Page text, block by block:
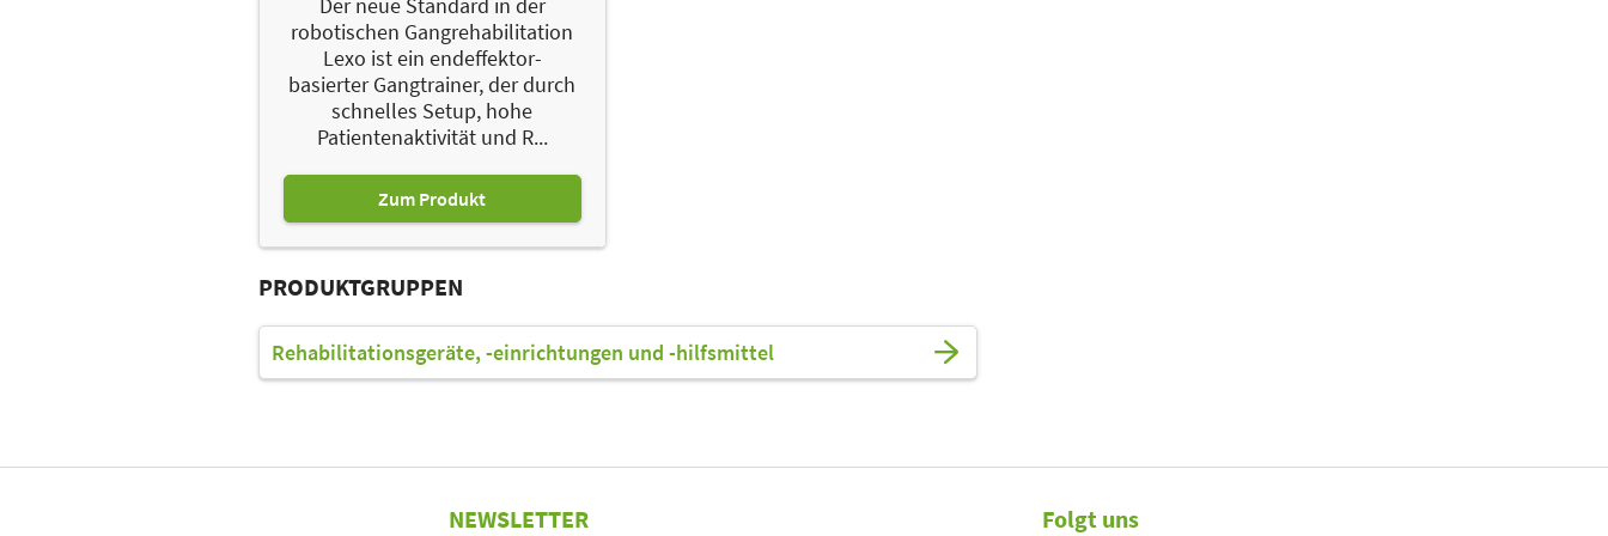
robotischen Gangrehabilitation
Lexo ist ein endeffektor-
basierter Gangtrainer, der durch
schnelles Setup, hohe
Patientenaktivität und R...
Zum Produkt
PRODUKTGRUPPEN
Rehabilitationsgeräte, -einrichtungen und -hilfsmittel
NEWSLETTER Folgt uns